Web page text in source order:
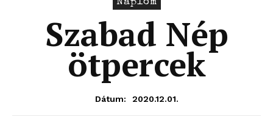
Naplóm
Szabad Nép
ötpercek
Dátum: 2020.12.01.